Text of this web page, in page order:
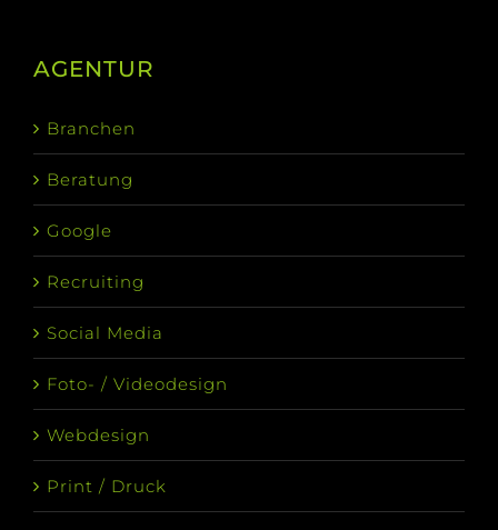
AGENTUR
Branchen
Beratung
Google
Recruiting
Social Media
Foto- / Videodesign
Webdesign
Print / Druck